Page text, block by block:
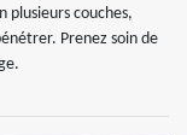
plusieurs couches,
Prenez soin de